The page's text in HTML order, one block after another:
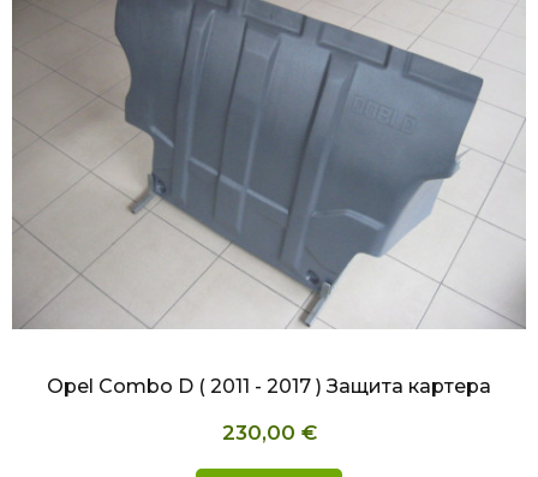
БЫСТРЫЙ ПРОСМОТР
Opel Combo D ( 2011 - 2017 ) Защита картера
230,00 €